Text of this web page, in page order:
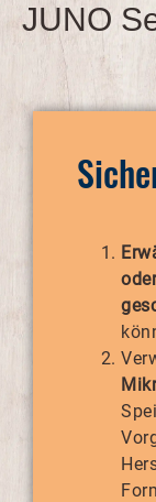
JUNO